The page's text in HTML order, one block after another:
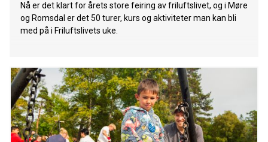
Nå er det klart for årets store feiring av friluftslivet, og i Møre
og Romsdal er det 50 turer, kurs og aktiviteter man kan bli
med på i Friluftslivets uke.